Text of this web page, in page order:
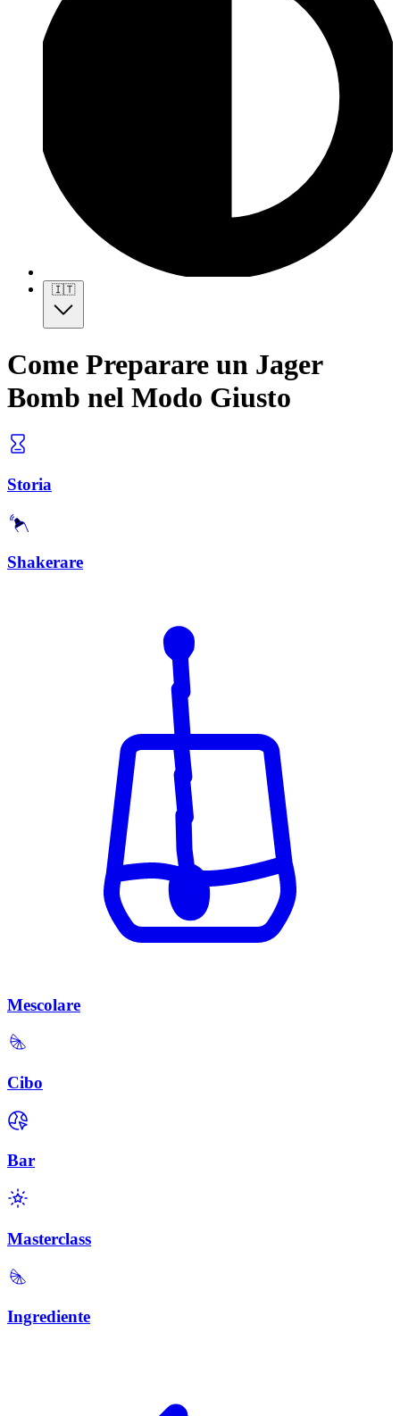
🇮🇹
Come Preparare un Jager
Bomb nel Modo Giusto
Storia
Shakerare
Mescolare
Cibo
Bar
Masterclass
Ingrediente